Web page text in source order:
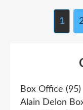
1
Box Office (95)
Alain Delon